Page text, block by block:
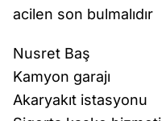
acilen son bulmalıdır
Nusret Baş
Kamyon garajı
Akaryakıt istasyonu